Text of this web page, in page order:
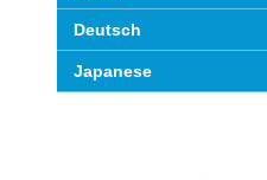
Deutsch
Japanese